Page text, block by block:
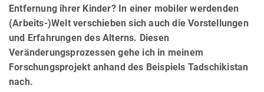
Entfernung ihrer Kinder? In einer mobiler werdenden
(Arbeits-)Welt verschieben sich auch die Vorstellungen
und Erfahrungen des Alterns. Diesen
Veränderungsprozessen gehe ich in meinem
Forschungsprojekt anhand des Beispiels Tadschikistan
nach.